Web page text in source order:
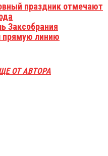
праздник отмечают
Заксобрания
прямую линию
ОТ АВТОРА